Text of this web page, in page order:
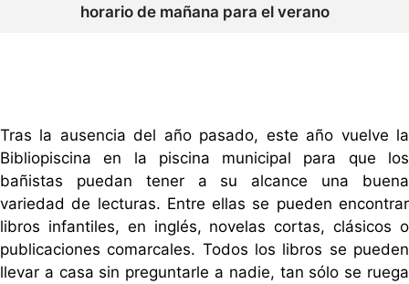
horario de mañana para el verano
Tras la ausencia del año pasado, este año vuelve la
Bibliopiscina en la piscina municipal para que los
bañistas puedan tener a su alcance una buena
variedad de lecturas. Entre ellas se pueden encontrar
libros infantiles, en inglés, novelas cortas, clásicos o
publicaciones comarcales. Todos los libros se pueden
llevar a casa sin preguntarle a nadie, tan sólo se ruega